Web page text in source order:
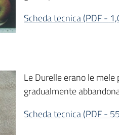
Scheda tecnica(PDF-
Le Durelle erano le
gradualmente
Scheda tecnica(PDF-